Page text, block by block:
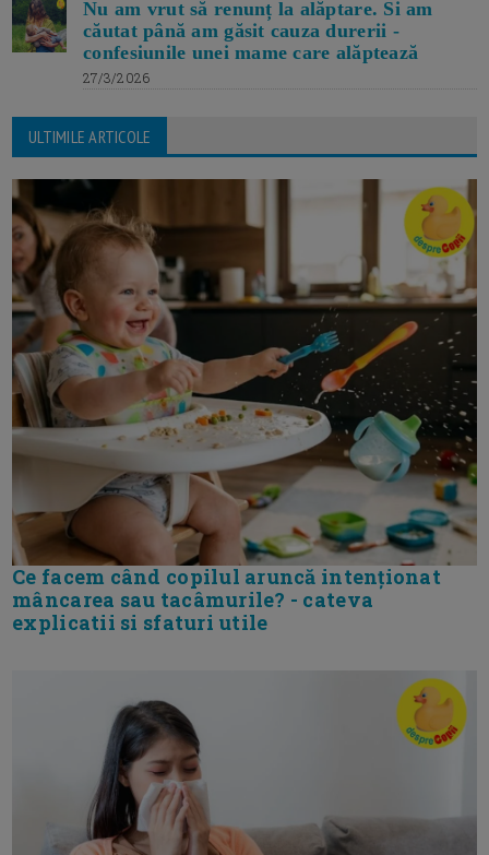
Nu am vrut să renunț la alăptare. Si am
căutat până am găsit cauza durerii -
confesiunile unei mame care alăptează
27/3/2026
ULTIMILE ARTICOLE
Ce facem când copilul aruncă intenționat
mâncarea sau tacâmurile? - cateva
explicatii si sfaturi utile